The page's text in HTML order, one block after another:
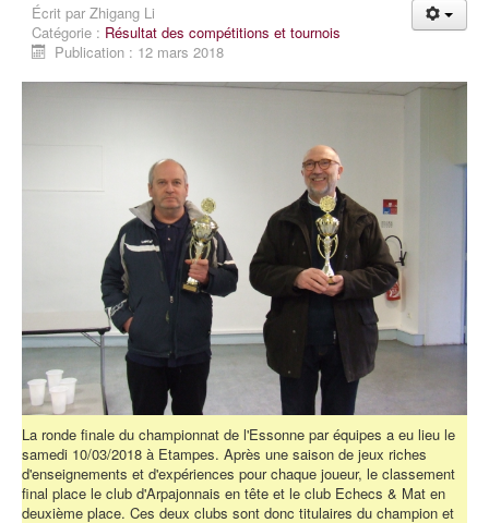
Écrit par Zhigang Li
Catégorie : Résultat des compétitions et tournois
Publication : 12 mars 2018
La ronde finale du championnat de l'Essonne par équipes a eu lieu le
samedi 10/03/2018 à Etampes. Après une saison de jeux riches
d'enseignements et d'expériences pour chaque joueur, le classement
final place le club d'Arpajonnais en tête et le club Echecs & Mat en
deuxième place. Ces deux clubs sont donc titulaires du champion et